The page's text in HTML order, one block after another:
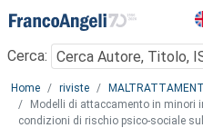
Menu
Cerca:
Main content
Home riviste
Modelli di attaccamento in minori
condizioni di rischio psico-sociale